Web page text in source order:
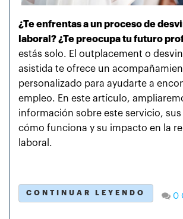
¿Te enfrentas a un proceso de
laboral? ¿Te preocupa tu futuro
estás solo. El outplacement o
asistida te ofrece un
personalizado para ayudarte a
empleo. En este artículo,
información sobre este servicio,
cómo funciona y su impacto en la
laboral.
CONTINUAR LEYENDO 0